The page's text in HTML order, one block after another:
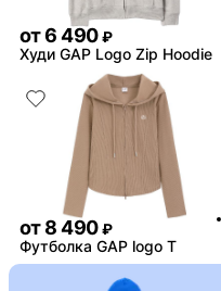
от6 490 ₽
Худи GAP Logo Zip Hoodie
от8 490 ₽
Футболка GAP logo T